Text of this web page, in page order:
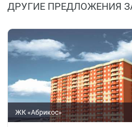
ДРУГИЕ ПРЕДЛОЖЕНИЯ
ЖК «Абрикос»